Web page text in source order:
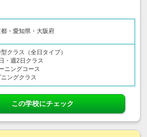
・愛知県・大阪府
クラス（全日タイプ）
・週2日クラス
ニングコース
ニングクラス
この学校にチェック